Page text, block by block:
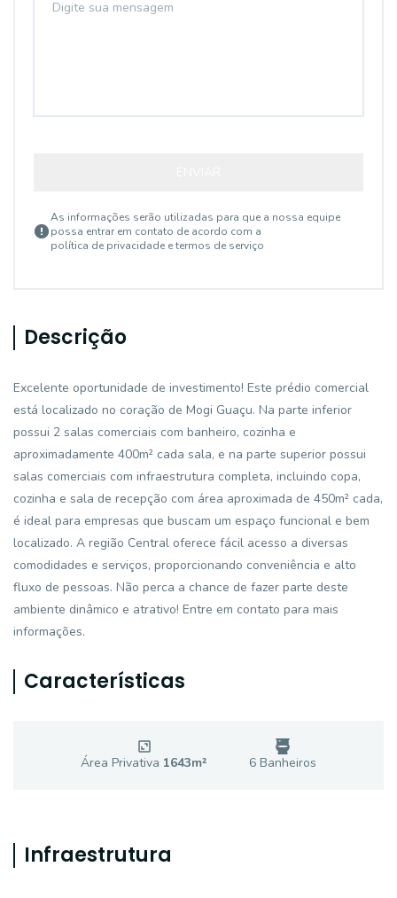
As informações serão utilizadas para que a nossa equipe
possa entrar em contato de acordo com a
política de privacidade e termos de serviço
Descrição
Excelente oportunidade de investimento! Este prédio comercial
está localizado no coração de Mogi Guaçu. Na parte inferior
possui 2 salas comerciais com banheiro, cozinha e
aproximadamente 400m² cada sala, e na parte superior possui
salas comerciais com infraestrutura completa, incluindo copa,
cozinha e sala de recepção com área aproximada de 450m² cada,
é ideal para empresas que buscam um espaço funcional e bem
localizado. A região Central oferece fácil acesso a diversas
comodidades e serviços, proporcionando conveniência e alto
fluxo de pessoas. Não perca a chance de fazer parte deste
ambiente dinâmico e atrativo! Entre em contato para mais
informações.
Características
Área Privativa 1643m² 6Banheiros
Infraestrutura